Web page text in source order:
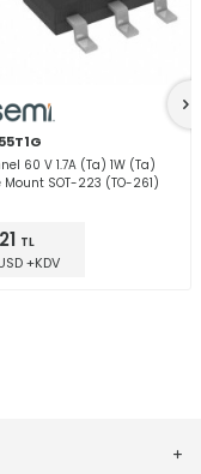
60 V 1.7A (Ta) 1W (Ta)
Mount SOT-223 (TO-261)
TL
+KDV